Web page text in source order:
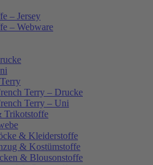
– Jersey
– Webware
Terry – Drucke
Terry – Uni
Trikotstoffe
& Kleiderstoffe
& Kostümstoffe
& Blousonstoffe